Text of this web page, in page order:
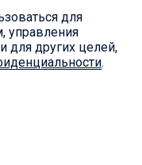
для
управления
для других целей,
.